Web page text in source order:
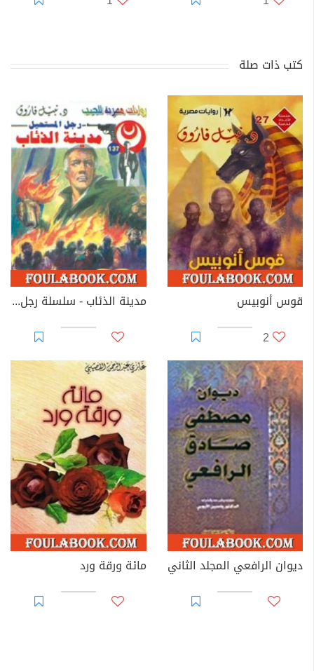
كتب ذات صلة
قوس أنوبيس
2
مدينة الذئاب - سلسلة رجل المستحيل
ديوان الرافعي المجلد الثاني مائة ورقة ورد